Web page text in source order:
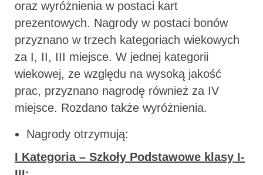
oraz wyróżnienia w postaci kart
prezentowych. Nagrody w postaci bonów
przyznano w trzech kategoriach wiekowych
za I, II, III miejsce. W jednej kategorii
wiekowej, ze względu na wysoką jakość
prac, przyznano nagrodę również za IV
miejsce. Rozdano także wyróżnienia.
Nagrody otrzymują:
I Kategoria – Szkoły Podstawowe klasy I-